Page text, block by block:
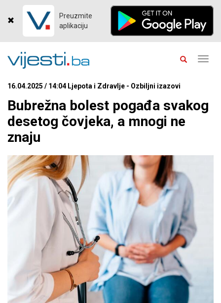
Preuzmite
aplikaciju
16.04.2025 / 14:04 Ljepota i Zdravlje - Ozbiljni izazovi
Bubrežna bolest pogađa svakog
desetog čovjeka, a mnogi ne
znaju